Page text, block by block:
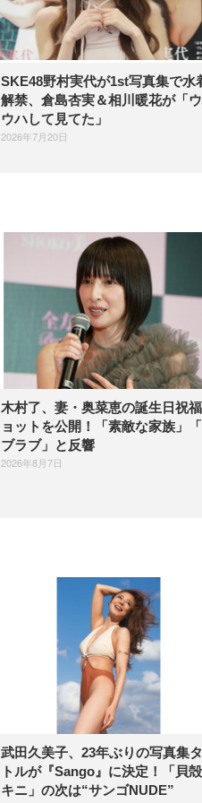
SKE48野村実代が1st写真集で水
解禁、倉島杏実＆相川暖花が「
ウハして見てた」
2026年7月20日
木村了、妻・奥菜恵の誕生日祝
ョットを公開！「素敵な家族」
ブラブ」と反響
2026年8月7日
武田久美子、23年ぶりの写真集
トルが『Sango』に決定！「貝
キニ」の次は“サンゴNUDE”